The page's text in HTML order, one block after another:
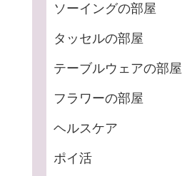
ソーイングの部屋
タッセルの部屋
テーブルウェアの部屋
フラワーの部屋
ヘルスケア
ポイ活